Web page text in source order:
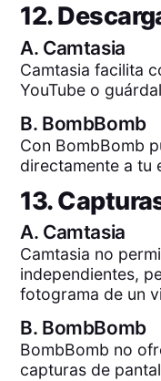
12.
A. Camtasia
Camtasia facilita
YouTube o
B. BombBomb
Con BombBomb
directamente a tu
13.
A. Camtasia
Camtasia no
independientes,
fotograma de un
B. BombBomb
BombBomb no
capturas de